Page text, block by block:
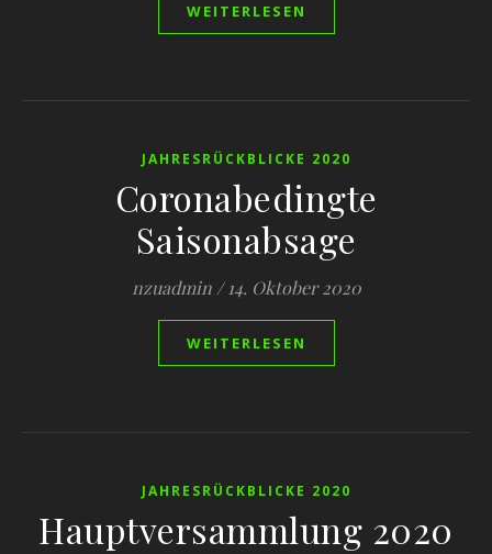
WEITERLESEN
JAHRESRÜCKBLICKE 2020
Coronabedingte
Saisonabsage
nzuadmin / 14. Oktober 2020
WEITERLESEN
JAHRESRÜCKBLICKE 2020
Hauptversammlung 2020